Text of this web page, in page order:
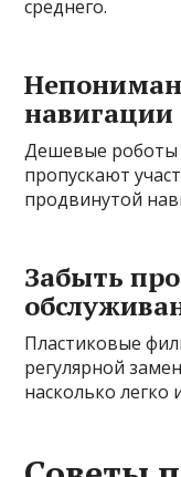
среднего.
навигации
Дешевые роботы
пропускают
продвинутой
Забыть
Пластиковые
регулярной
насколько легко